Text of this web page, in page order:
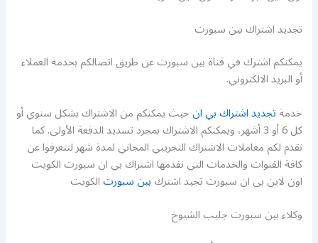
تجديد اشتراك بين سبورت
يمكنكم اشترك في قناة بين سبورت عن طريق اتصالكم بخدمة العملاء
أو البريد الالكتروني.
خدمةتجديد اشتراك بي انحيث يمكنكم من الاشتراك بشكل سنوي أو
كل 6 أو 3 أشهر، ويمكنكم الاشتراك بمجرد تسديد الدفعة الأولى. كما
نقدم لكم معاملات الاشتراك التجريبي المجاني لمدة شهر لتتعرفوا عن
كافة القنوات والخدمات التي نقدمها اشتراك بي ان سبورت الكويت
اون لاين بى ان سبورت تجيد اشتركبين سبورتالكويت
وكلاء بين سبورت جليب الشيوخ